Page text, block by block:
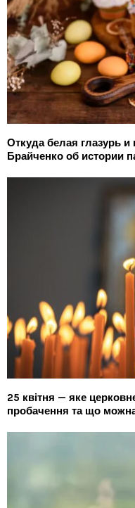
Откуда белая глазурь
Брайченко об истории
25 квітня — яке
пробачення та що